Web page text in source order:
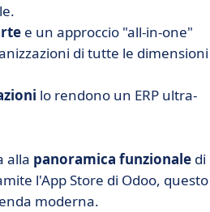
e un approccio "all-in-one"
di tutte le dimensioni
lo rendono un ERP ultra-
alla panoramica funzionale di
l'App Store di Odoo, questo
moderna.